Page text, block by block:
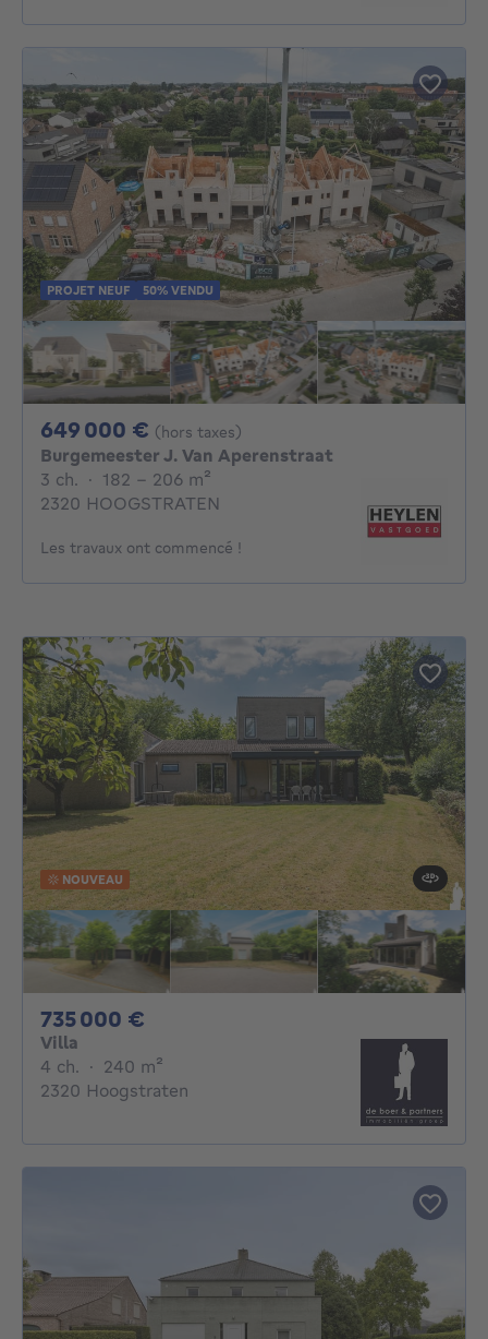
PROJET NEUF 50% VENDU
649 000 € 649000€
(hors taxes)
Burgemeester J. Van Aperenstraat
3 ch. 3 chambres
· 182 - 206 m²
2320 HOOGSTRATEN
Les travaux ont commencé !
NOUVEAU
735 000 €
Villa
4 ch. 4 chambres
· 240 m²
2320 Hoogstraten